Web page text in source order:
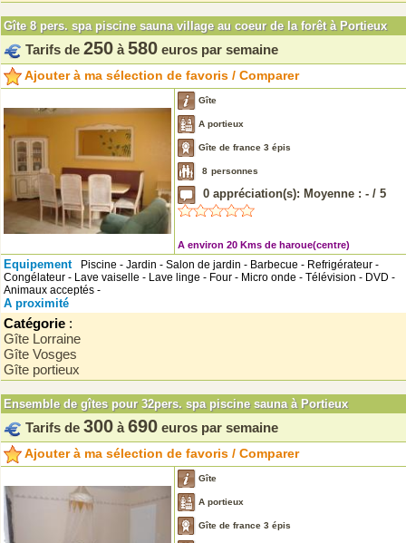
Gîte 8 pers. spa piscine sauna village au coeur de la forêt à Portieux
Tarifs de 250 à 580 euros par semaine
Ajouter à ma sélection de favoris / Comparer
Gîte
A portieux
Gîte de france 3 épis
8 personnes
0 appréciation(s): Moyenne : - / 5
A environ 20 Kms de haroue(centre)
Equipement
Piscine - Jardin - Salon de jardin - Barbecue - Refrigérateur -
Congélateur - Lave vaiselle - Lave linge - Four - Micro onde - Télévision - DVD -
Animaux acceptés -
A proximité
Catégorie :
Gîte Lorraine
Gîte Vosges
Gîte portieux
Ensemble de gîtes pour 32pers. spa piscine sauna à Portieux
Tarifs de 300 à 690 euros par semaine
Ajouter à ma sélection de favoris / Comparer
Gîte
A portieux
Gîte de france 3 épis